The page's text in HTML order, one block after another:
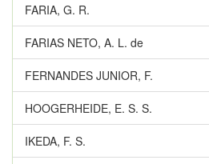
FARIA, G. R.
FARIAS NETO, A. L. de
FERNANDES JUNIOR, F.
HOOGERHEIDE, E. S. S.
IKEDA, F. S.